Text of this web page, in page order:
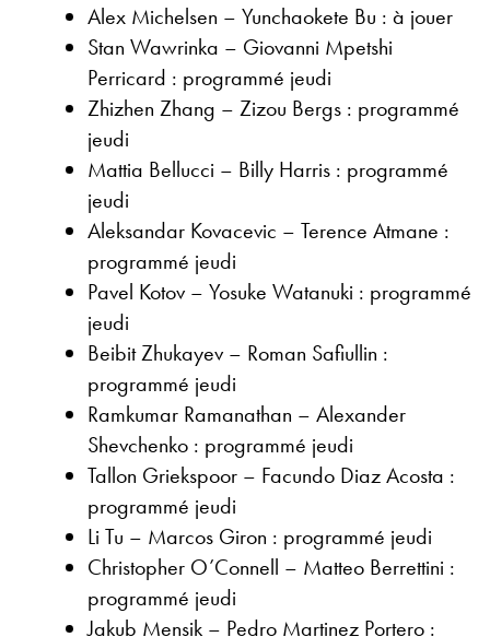
Alex Michelsen – Yunchaokete Bu : à jouer
Stan Wawrinka – Giovanni Mpetshi
Perricard : programmé jeudi
Zhizhen Zhang – Zizou Bergs : programmé
jeudi
Mattia Bellucci – Billy Harris : programmé
jeudi
Aleksandar Kovacevic – Terence Atmane :
programmé jeudi
Pavel Kotov – Yosuke Watanuki : programmé
jeudi
Beibit Zhukayev – Roman Safiullin :
programmé jeudi
Ramkumar Ramanathan – Alexander
Shevchenko : programmé jeudi
Tallon Griekspoor – Facundo Diaz Acosta :
programmé jeudi
Li Tu – Marcos Giron : programmé jeudi
Christopher O’Connell – Matteo Berrettini :
programmé jeudi
Jakub Mensik – Pedro Martinez Portero :